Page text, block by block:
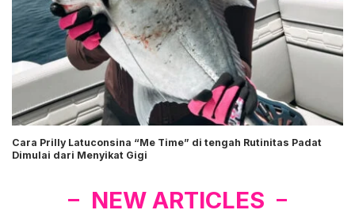
Cara Prilly Latuconsina “Me Time” di tengah Rutinitas Padat
Dimulai dari Menyikat Gigi
NEW ARTICLES